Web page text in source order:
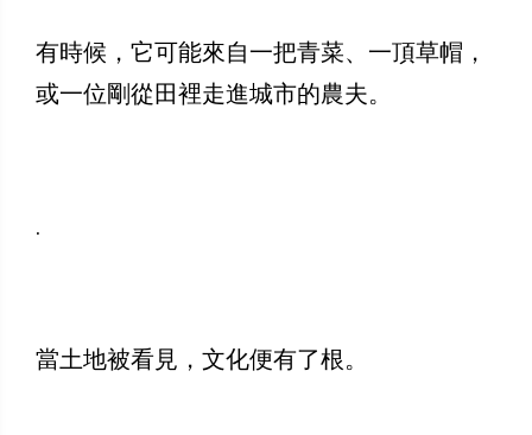
有時候，它可能來自一把青菜、一頂草帽，
或一位剛從田裡走進城市的農夫。
.
當土地被看見，文化便有了根。